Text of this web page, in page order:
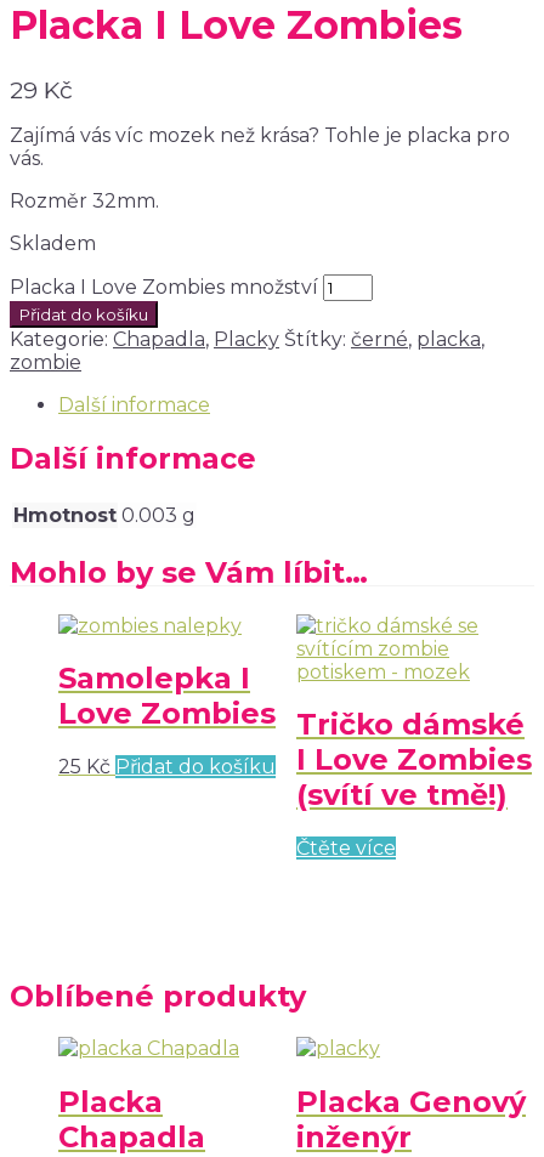
Placka I Love Zombies
29 Kč
Zajímá vás víc mozek než krása? Tohle je placka pro
vás.
Rozměr 32mm.
Skladem
Placka I Love Zombies množství
Přidat do košíku
Kategorie: Chapadla, Placky Štítky: černé, placka,
zombie
Další informace
Další informace
Hmotnost 0.003 g
Mohlo by se Vám líbit…
Samolepka I
Love Zombies
25 Kč Přidat do košíku
Tričko dámské
I Love Zombies
(svítí ve tmě!)
Čtěte více
Oblíbené produkty
Placka
Chapadla
Placka Genový
inženýr